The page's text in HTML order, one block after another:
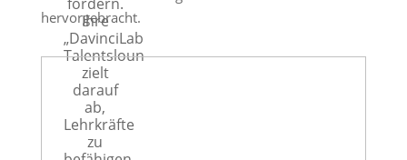
Ihre
„DavinciLab
Talentslounge“
zielt
darauf
ab,
Lehrkräfte
zu
hervorgebracht.